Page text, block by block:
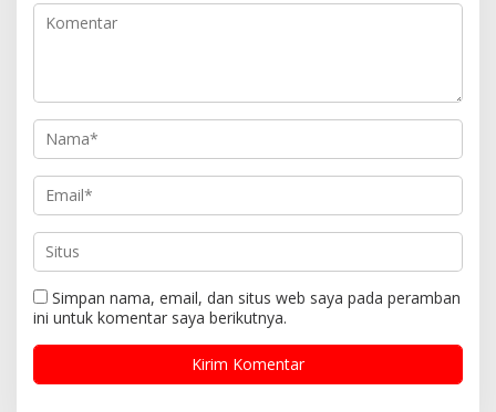
Simpan nama, email, dan situs web saya pada peramban
ini untuk komentar saya berikutnya.